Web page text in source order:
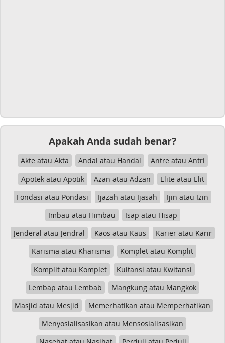
Apakah Anda sudah benar?
Akte atau Akta Andal atau Handal
Antre atau Antri
Apotek atau Apotik
Azan atau Adzan
Elite atau Elit
Fondasi atau Pondasi
Ijazah atau Ijasah
Ijin atau Izin
Imbau atau Himbau
Isap atau Hisap
Jenderal atau Jendral
Kaos atau Kaus
Karier atau Karir
Karisma atau Kharisma
Komplet atau Komplit
Komplit atau Komplet
Kuitansi atau Kwitansi
Lembap atau Lembab
Mangkung atau Mangkok
Masjid atau Mesjid
Memerhatikan atau Memperhatikan
Menyosialisasikan atau Mensosialisasikan